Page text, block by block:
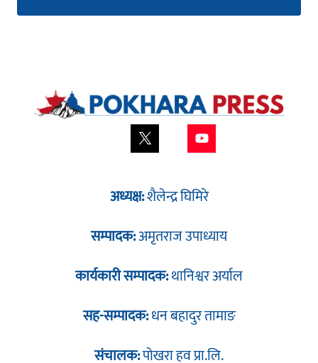
अध्यक्ष:शैलेन्द्र घिमिरे
सम्पादक:अमृतराज उपाध्याय
कार्यकारी सम्पादक:थानिश्वर अर्याल
सह-सम्पादक:धन बहादुर तामाङ
संचालक:पोखरा हव प्रा.लि.